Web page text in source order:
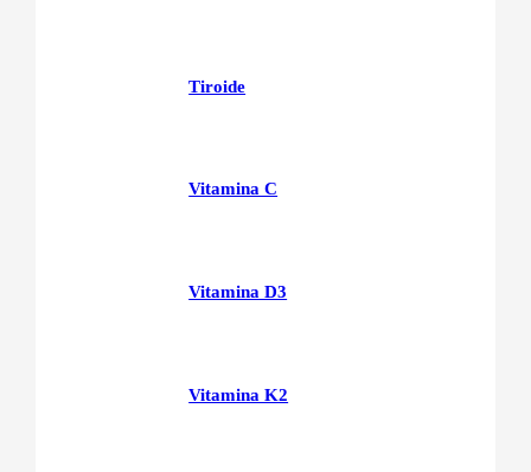
Tiroide
Vitamina C
Vitamina D3
Vitamina K2